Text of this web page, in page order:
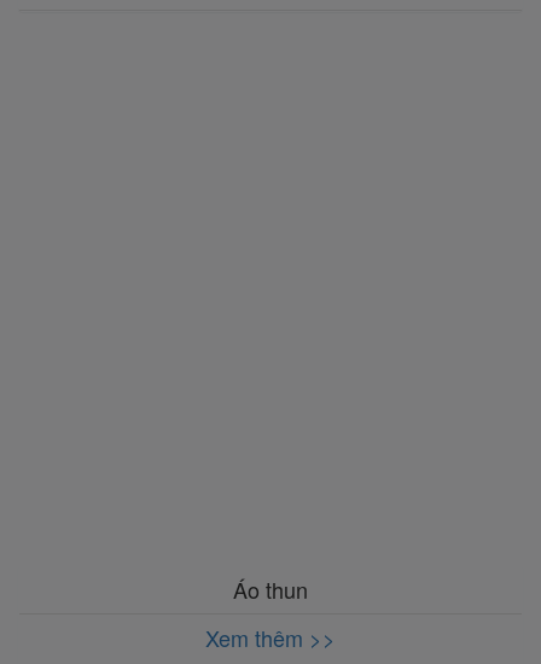
Áo thun
Xem thêm >>